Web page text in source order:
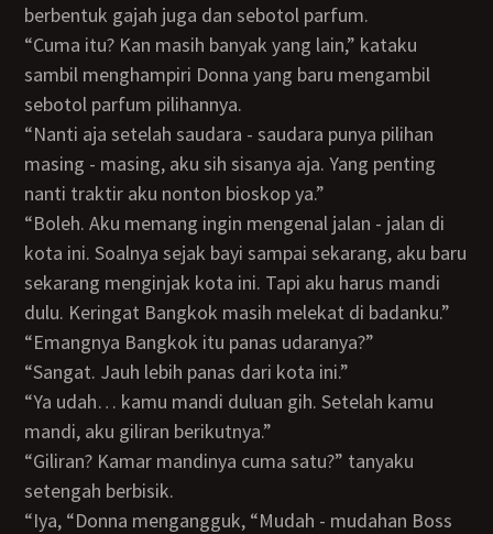
berbentuk gajah juga dan sebotol parfum.
“Cuma itu? Kan masih banyak yang lain,” kataku
sambil menghampiri Donna yang baru mengambil
sebotol parfum pilihannya.
“Nanti aja setelah saudara - saudara punya pilihan
masing - masing, aku sih sisanya aja. Yang penting
nanti traktir aku nonton bioskop ya.”
“Boleh. Aku memang ingin mengenal jalan - jalan di
kota ini. Soalnya sejak bayi sampai sekarang, aku baru
sekarang menginjak kota ini. Tapi aku harus mandi
dulu. Keringat Bangkok masih melekat di badanku.”
“Emangnya Bangkok itu panas udaranya?”
“Sangat. Jauh lebih panas dari kota ini.”
“Ya udah… kamu mandi duluan gih. Setelah kamu
mandi, aku giliran berikutnya.”
“Giliran? Kamar mandinya cuma satu?” tanyaku
setengah berbisik.
“Iya, “Donna mengangguk, “Mudah - mudahan Boss